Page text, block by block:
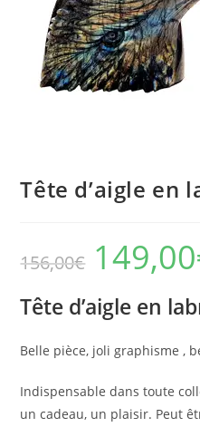
Tête d’aigle en
156,00€ 149,00
Tête d’aigle en
Belle pièce, joli graphisme ,
Indispensable dans toute
un cadeau, un plaisir. Peut